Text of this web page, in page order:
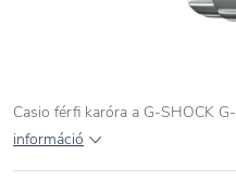
Casio férfi karóra a G-SHOCK
információ